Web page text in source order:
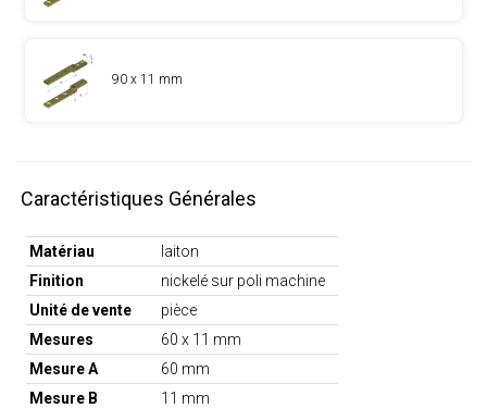
90 x 11 mm
Caractéristiques Générales
Matériau
laiton
Finition
nickelé sur poli machine
Unité de vente
pièce
Mesures
60 x 11 mm
Mesure A
60 mm
Mesure B
11 mm